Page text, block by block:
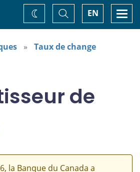
EN
Basculer
la
recherche
Changez
de
thème
Taux de change
de
la Banque du Canada a